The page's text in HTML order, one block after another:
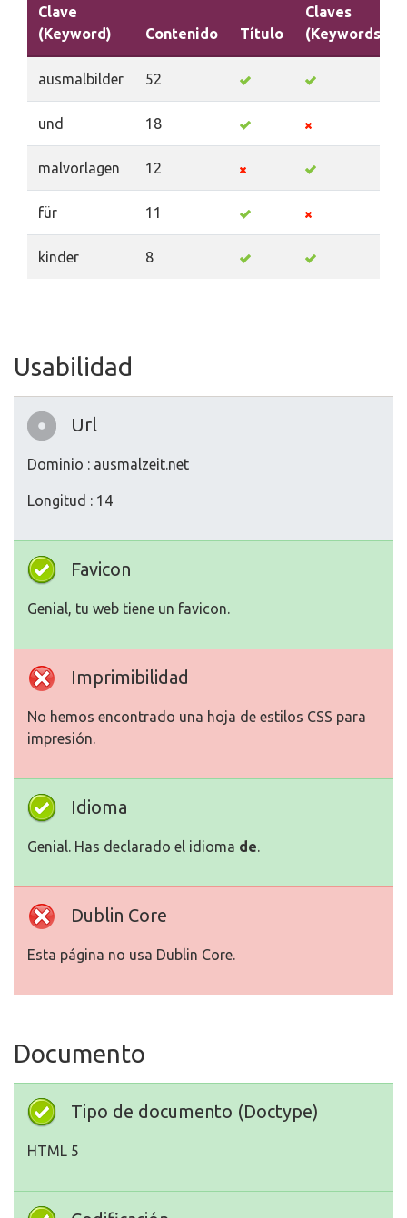
Clave
(Keyword)
Contenido Título
Claves
(Keywords)
ausmalbilder 52
und 18
malvorlagen 12
für 11
kinder 8
Usabilidad
Url
Dominio : ausmalzeit.net
Longitud : 14
Favicon
Genial, tu web tiene un favicon.
Imprimibilidad
No hemos encontrado una hoja de estilos CSS para
impresión.
Idioma
Genial. Has declarado el idioma de.
Dublin Core
Esta página no usa Dublin Core.
Documento
Tipo de documento (Doctype)
HTML 5